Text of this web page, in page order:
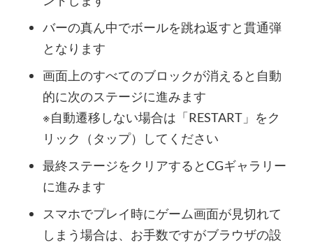
バーの真ん中でボールを跳ね返すと貫通弾
となります
画面上のすべてのブロックが消えると自動
的に次のステージに進みます
※自動遷移しない場合は「RESTART」をク
リック（タップ）してください
最終ステージをクリアするとCGギャラリー
に進みます
スマホでプレイ時にゲーム画面が見切れて
しまう場合は、お手数ですがブラウザの設